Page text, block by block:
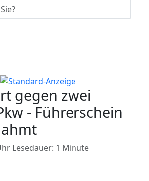
gegen zwei
- Führerschein
Lesedauer: 1 Minute